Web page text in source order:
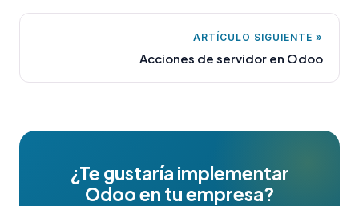
ARTÍCULO SIGUIENTE »
Acciones de servidor en Odoo
¿Te gustaría implementar
Odoo en tu empresa?